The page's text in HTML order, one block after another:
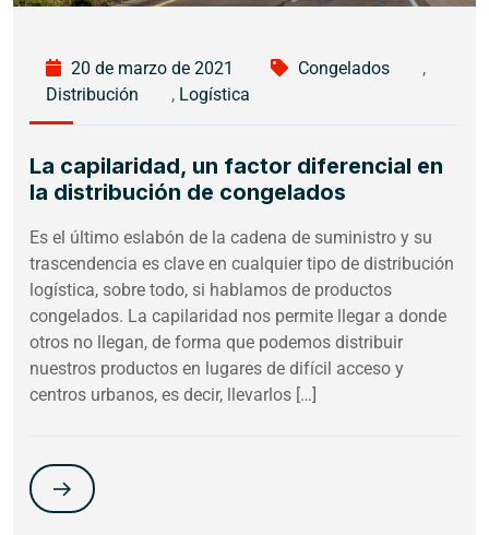
20 de marzo de 2021 Congelados
,
Distribución
, Logística
La capilaridad, un factor diferencial en
la distribución de congelados
Es el último eslabón de la cadena de suministro y su
trascendencia es clave en cualquier tipo de distribución
logística, sobre todo, si hablamos de productos
congelados. La capilaridad nos permite llegar a donde
otros no llegan, de forma que podemos distribuir
nuestros productos en lugares de difícil acceso y
centros urbanos, es decir, llevarlos […]